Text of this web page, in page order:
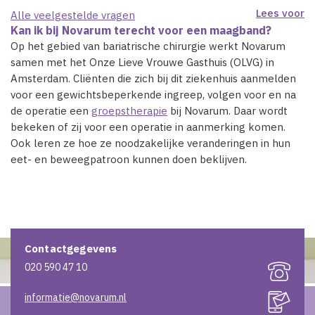
Lees voor
Alle veelgestelde vragen
Kan ik bij Novarum terecht voor een maagband?
Op het gebied van bariatrische chirurgie werkt Novarum
samen met het Onze Lieve Vrouwe Gasthuis (OLVG) in
Amsterdam. Cliënten die zich bij dit ziekenhuis aanmelden
voor een gewichtsbeperkende ingreep, volgen voor en na
de operatie een groepstherapie bij Novarum. Daar wordt
bekeken of zij voor een operatie in aanmerking komen.
Ook leren ze hoe ze noodzakelijke veranderingen in hun
eet- en beweegpatroon kunnen doen beklijven.
Contactgegevens
020 590 47 10
informatie@novarum.nl